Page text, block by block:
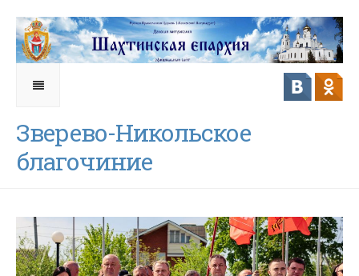
Зверево-Никольское
благочиние